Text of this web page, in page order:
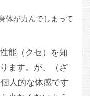
体が力んでしまって
能（クセ）を知
ます。が、（ざ
人的な体感です